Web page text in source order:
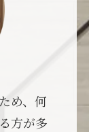
め、何
方が多